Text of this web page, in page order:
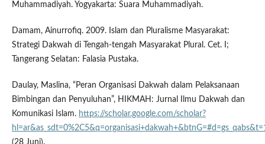
Muhammadiyah. Yogyakarta: Suara Muhammadiyah.
Damam, Ainurrofiq. 2009. Islam dan Pluralisme Masyarakat:
Strategi Dakwah di Tengah-tengah Masyarakat Plural. Cet. I;
Tangerang Selatan: Falasia Pustaka.
Daulay, Maslina, “Peran Organisasi Dakwah dalam Pelaksanaan
Bimbingan dan Penyuluhan”, HIKMAH: Jurnal Ilmu Dakwah dan
Komunikasi Islam. https://scholar.google.com/scholar?